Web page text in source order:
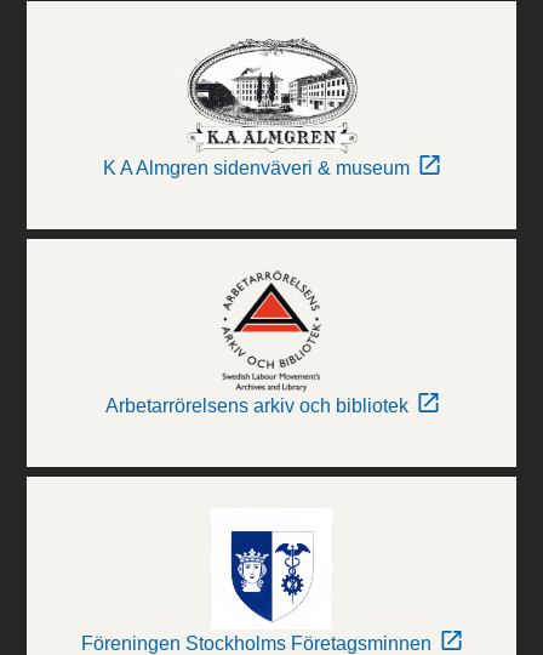
K A Almgren sidenväveri & museum
Arbetarrörelsens arkiv och bibliotek
Föreningen Stockholms Företagsminnen